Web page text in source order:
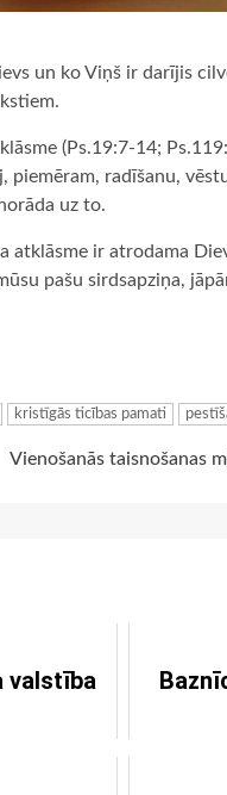
un ko Viņš ir darījis
(Ps.19:7-14;
piemēram, radīšanu,
uz to.
atklāsme ir atrodama
pašu sirdsapziņa,
kristīgās ticības pamati
Vienošanās taisnošanas
valstība